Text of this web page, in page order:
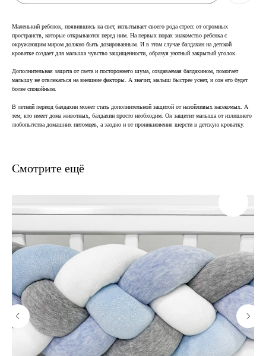
Маленький ребенок, появившись на свет, испытывает своего рода стресс от огромных
пространств, которые открываются перед ним. На первых порах знакомство ребенка с
окружающим миром должно быть дозированным. И в этом случае балдахин на детской
кроватке создает для малыша чувство защищенности, образуя уютный закрытый уголок.
Дополнительная защита от света и постороннего шума, создаваемая балдахином, помогает
малышу не отвлекаться на внешние факторы. А значит, малыш быстрее уснет, и сон его будет
более спокойным.
В летний период балдахин может стать дополнительной защитой от назойливых насекомых. А
тем, кто имеет дома животных, балдахин просто необходим. Он защитит малыша от излишнего
любопытства домашних питомцев, а заодно и от проникновения шерсти в детскую кроватку.
Смотрите ещё
Когда нужен заказ быстро, и ждать нет времени — у нас
есть готовые решения
В наличии, отправим
завтра